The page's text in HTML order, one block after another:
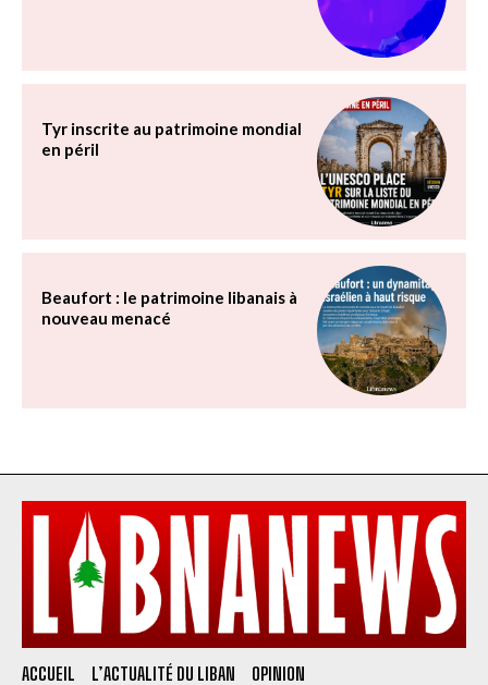
Tyr inscrite au patrimoine mondial
en péril
Beaufort : le patrimoine libanais à
nouveau menacé
ACCUEIL L’ACTUALITÉ DU LIBAN
OPINION